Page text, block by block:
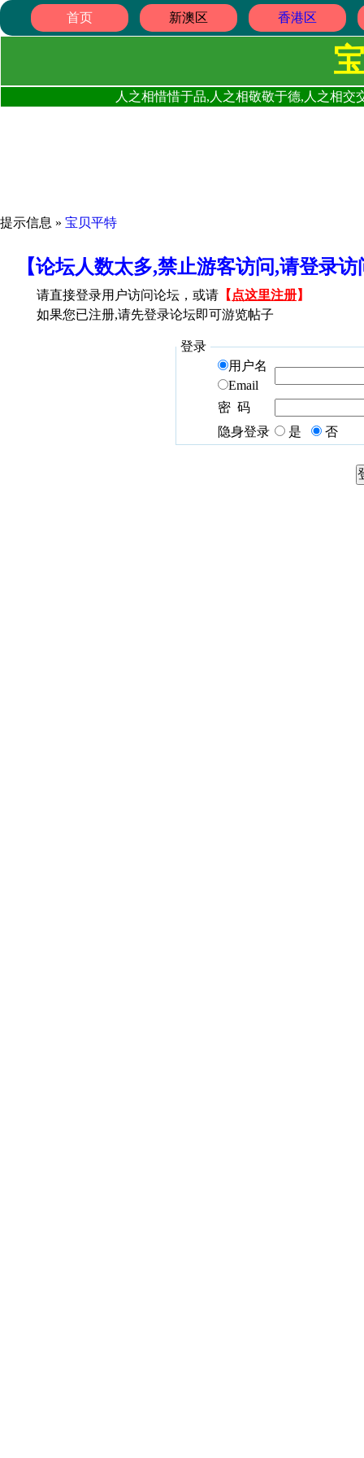
首页 新澳区 香港区
人之相惜惜于品,人之相敬敬于德,人之相
提示信息 » 宝贝平特
【论坛人数太多,禁止游客访问,请登录
请直接登录用户访问论坛，或请 【 点这里注册】
如果您已注册,请先登录论坛即可游览帖子
登录
用户名
Email
密 码
隐身登录
是 否